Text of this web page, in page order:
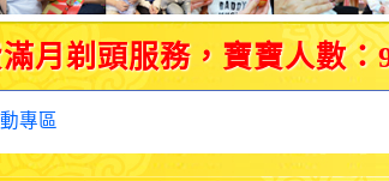
月剃頭服務，寶寶人數：
專區